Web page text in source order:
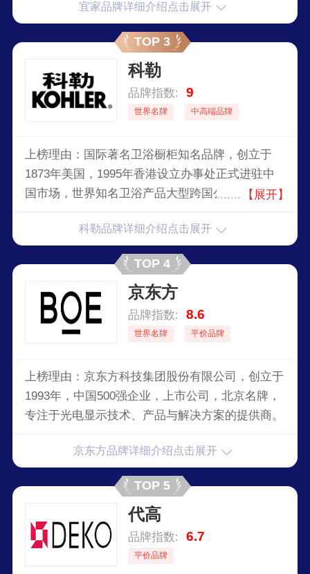
多，销售主要包括座椅/沙发系列、办公用品、卧
室系列、厨房系列、宜家已成为一个全球家居品
牌，为世界各地的人们提供价格实惠、设计出色和
宜家品牌详细介绍点击展开
TOP 3
科勒
品牌指数: 9
世界名牌 中高端品牌
上榜理由：国际著名卫浴橱柜知名品牌，创立于
1873年美国，1995年香港设立办事处正式进驻中
国市场，世界知名卫浴产品大型跨国公司，橱柜、
在中国已经拥有11座工厂、800多家展厅和十几家
设计体验中心，产品以卓越品质、技术先进、工艺
【展开】
科勒品牌详细介绍点击展开
TOP 4
京东方
品牌指数: 8.6
世界名牌 平价品牌
上榜理由：京东方科技集团股份有限公司，创立于
1993年，中国500强企业，上市公司，北京名牌，
专注于光电显示技术、产品与解决方案的提供商。
京东方品牌详细介绍点击展开
TOP 5
代高
品牌指数: 6.7
平价品牌